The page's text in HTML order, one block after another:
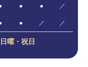
● ● ／
● ／ ／
曜・祝日